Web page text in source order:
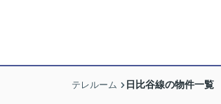
テレルーム 日比谷線の物件一覧